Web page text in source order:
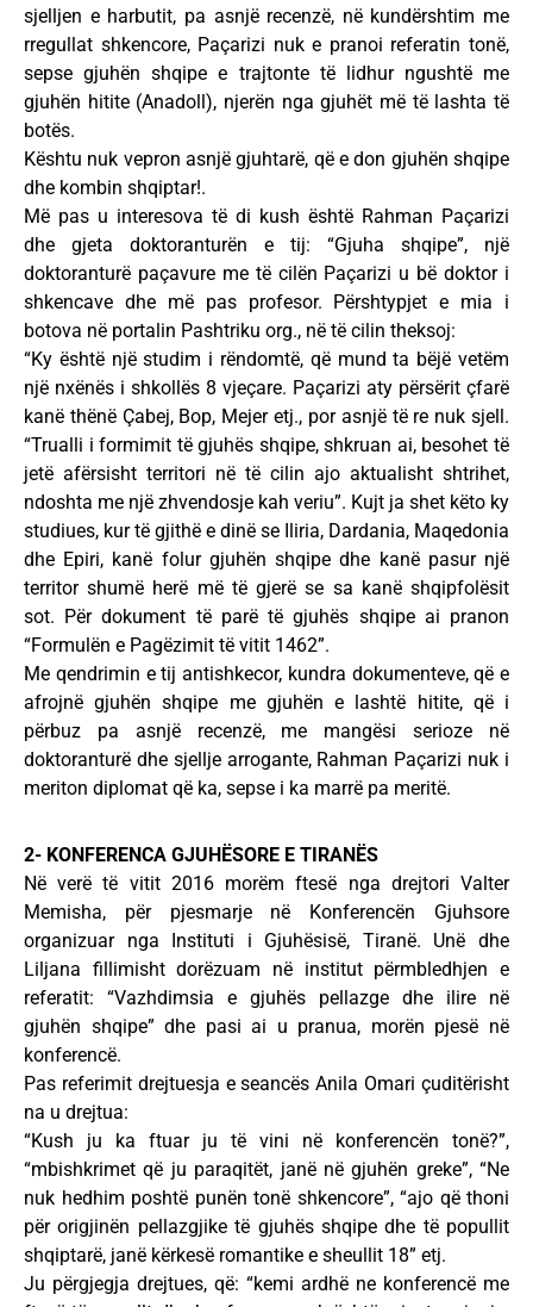
sjelljen e harbutit, pa asnjë recenzë, në kundërshtim me
rregullat shkencore, Paçarizi nuk e pranoi referatin tonë,
sepse gjuhën shqipe e trajtonte të lidhur ngushtë me
gjuhën hitite (Anadoll), njerën nga gjuhët më të lashta të
botës.
Kështu nuk vepron asnjë gjuhtarë, që e don gjuhën shqipe
dhe kombin shqiptar!.
Më pas u interesova të di kush është Rahman Paçarizi
dhe gjeta doktoranturën e tij: “Gjuha shqipe”, një
doktoranturë paçavure me të cilën Paçarizi u bë doktor i
shkencave dhe më pas profesor. Përshtypjet e mia i
botova në portalin Pashtriku org., në të cilin theksoj:
“Ky është një studim i rëndomtë, që mund ta bëjë vetëm
një nxënës i shkollës 8 vjeçare. Paçarizi aty përsërit çfarë
kanë thënë Çabej, Bop, Mejer etj., por asnjë të re nuk sjell.
“Trualli i formimit të gjuhës shqipe, shkruan ai, besohet të
jetë afërsisht territori në të cilin ajo aktualisht shtrihet,
ndoshta me një zhvendosje kah veriu”. Kujt ja shet këto ky
studiues, kur të gjithë e dinë se Iliria, Dardania, Maqedonia
dhe Epiri, kanë folur gjuhën shqipe dhe kanë pasur një
territor shumë herë më të gjerë se sa kanë shqipfolësit
sot. Për dokument të parë të gjuhës shqipe ai pranon
“Formulën e Pagëzimit të vitit 1462”.
Me qendrimin e tij antishkecor, kundra dokumenteve, që e
afrojnë gjuhën shqipe me gjuhën e lashtë hitite, që i
përbuz pa asnjë recenzë, me mangësi serioze në
doktoranturë dhe sjellje arrogante, Rahman Paçarizi nuk i
meriton diplomat që ka, sepse i ka marrë pa meritë.
2- KONFERENCA GJUHËSORE E TIRANËS
Në verë të vitit 2016 morëm ftesë nga drejtori Valter
Memisha, për pjesmarje në Konferencën Gjuhsore
organizuar nga Instituti i Gjuhësisë, Tiranë. Unë dhe
Liljana fillimisht dorëzuam në institut përmbledhjen e
referatit: “Vazhdimsia e gjuhës pellazge dhe ilire në
gjuhën shqipe” dhe pasi ai u pranua, morën pjesë në
konferencë.
Pas referimit drejtuesja e seancës Anila Omari çuditërisht
na u drejtua:
“Kush ju ka ftuar ju të vini në konferencën tonë?”,
“mbishkrimet që ju paraqitët, janë në gjuhën greke”, “Ne
nuk hedhim poshtë punën tonë shkencore”, “ajo që thoni
për origjinën pellazgjike të gjuhës shqipe dhe të popullit
shqiptarë, janë kërkesë romantike e sheullit 18” etj.
Ju përgjegja drejtues, që: “kemi ardhë ne konferencë me